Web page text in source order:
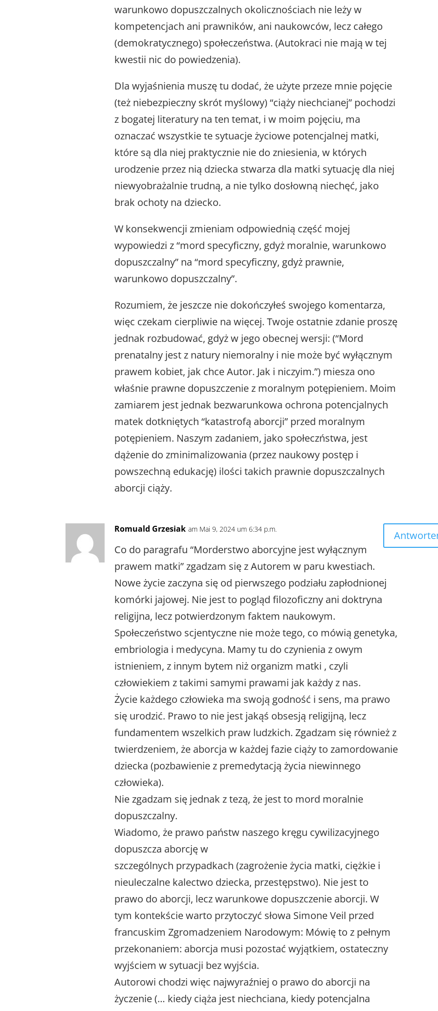
warunkowo dopuszczalnych okolicznościach nie leży w
kompetencjach ani prawników, ani naukowców, lecz całego
(demokratycznego) społeczeństwa. (Autokraci nie mają w tej
kwestii nic do powiedzenia).
Dla wyjaśnienia muszę tu dodać, że użyte przeze mnie pojęcie
(też niebezpieczny skrót myślowy) “ciąży niechcianej” pochodzi
z bogatej literatury na ten temat, i w moim pojęciu, ma
oznaczać wszystkie te sytuacje życiowe potencjalnej matki,
które są dla niej praktycznie nie do zniesienia, w których
urodzenie przez nią dziecka stwarza dla matki sytuację dla niej
niewyobrażalnie trudną, a nie tylko dosłowną niechęć, jako
brak ochoty na dziecko.
W konsekwencji zmieniam odpowiednią część mojej
wypowiedzi z “mord specyficzny, gdyż moralnie, warunkowo
dopuszczalny” na “mord specyficzny, gdyż prawnie,
warunkowo dopuszczalny”.
Rozumiem, że jeszcze nie dokończyłeś swojego komentarza,
więc czekam cierpliwie na więcej. Twoje ostatnie zdanie proszę
jednak rozbudować, gdyż w jego obecnej wersji: (“Mord
prenatalny jest z natury niemoralny i nie może być wyłącznym
prawem kobiet, jak chce Autor. Jak i niczyim.”) miesza ono
właśnie prawne dopuszczenie z moralnym potępieniem. Moim
zamiarem jest jednak bezwarunkowa ochrona potencjalnych
matek dotkniętych “katastrofą aborcji” przed moralnym
potępieniem. Naszym zadaniem, jako społeczństwa, jest
dążenie do zminimalizowania (przez naukowy postęp i
powszechną edukację) ilości takich prawnie dopuszczalnych
aborcji ciąży.
Romuald Grzesiak am Mai 9, 2024 um 6:34 p.m.
Co do paragrafu “Morderstwo aborcyjne jest wyłącznym
prawem matki” zgadzam się z Autorem w paru kwestiach.
Nowe życie zaczyna się od pierwszego podziału zapłodnionej
komórki jajowej. Nie jest to pogląd filozoficzny ani doktryna
religijna, lecz potwierdzonym faktem naukowym.
Społeczeństwo scjentyczne nie może tego, co mówią genetyka,
embriologia i medycyna. Mamy tu do czynienia z owym
istnieniem, z innym bytem niż organizm matki , czyli
człowiekiem z takimi samymi prawami jak każdy z nas.
Życie każdego człowieka ma swoją godność i sens, ma prawo
się urodzić. Prawo to nie jest jakąś obsesją religijną, lecz
fundamentem wszelkich praw ludzkich. Zgadzam się również z
twierdzeniem, że aborcja w każdej fazie ciąży to zamordowanie
dziecka (pozbawienie z premedytacją życia niewinnego
człowieka).
Nie zgadzam się jednak z tezą, że jest to mord moralnie
dopuszczalny.
Wiadomo, że prawo państw naszego kręgu cywilizacyjnego
dopuszcza aborcję w
szczególnych przypadkach (zagrożenie życia matki, ciężkie i
nieuleczalne kalectwo dziecka, przestępstwo). Nie jest to
prawo do aborcji, lecz warunkowe dopuszczenie aborcji. W
tym kontekście warto przytoczyć słowa Simone Veil przed
francuskim Zgromadzeniem Narodowym: Mówię to z pełnym
przekonaniem: aborcja musi pozostać wyjątkiem, ostateczny
wyjściem w sytuacji bez wyjścia.
Autorowi chodzi więc najwyraźniej o prawo do aborcji na
życzenie (… kiedy ciąża jest niechciana, kiedy potencjalna